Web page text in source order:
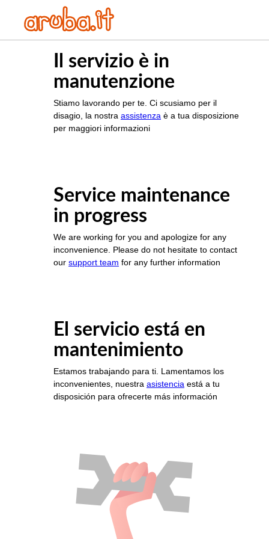
Il servizio è in
manutenzione
Stiamo lavorando per te. Ci scusiamo per il
disagio, la nostra assistenza è a tua disposizione
per maggiori informazioni
Service maintenance
in progress
We are working for you and apologize for any
inconvenience. Please do not hesitate to contact
our support team for any further information
El servicio está en
mantenimiento
Estamos trabajando para ti. Lamentamos los
inconvenientes, nuestra asistencia está a tu
disposición para ofrecerte más información